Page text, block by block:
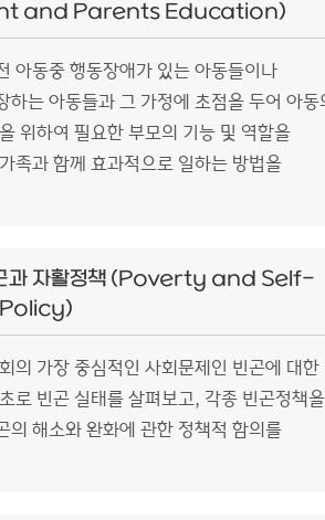
and Parents Education)
아동중 행동장애가 있는 아동들이나
하는 아동들과 그 가정에 초점을 두어 아동
위하여 필요한 부모의 기능 및 역할을
족과 함께 효과적으로 일하는 방법을
과 자활정책 (Poverty and Self-
의 가장 중심적인 사회문제인 빈곤에 대한
로 빈곤 실태를 살펴보고, 각종 빈곤정책을
의 해소와 완화에 관한 정책적 함의를